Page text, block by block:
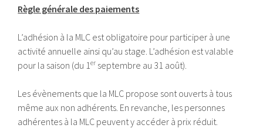
Règle générale des paiements
L’adhésion à la MLC est obligatoire pour participer à une
activité annuelle ainsi qu’au stage. L’adhésion est valable
pour la saison (du 1er septembre au 31 août).
Les évènements que la MLC propose sont ouverts à tous
même aux non adhérents. En revanche, les personnes
adhérentes à la MLC peuvent y accéder à prix réduit.